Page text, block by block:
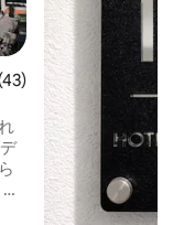
43件、5つ星中4.98つ